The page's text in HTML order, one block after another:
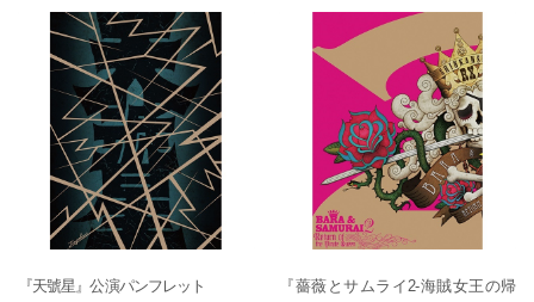
『天號星』公演パンフレット
『薔薇とサムライ2-海賊女王の帰